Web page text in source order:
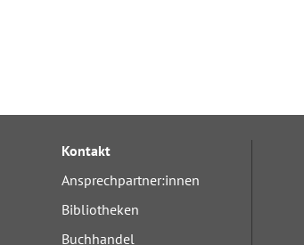
Kontakt
Ansprechpartner:innen
Bibliotheken
Buchhandel